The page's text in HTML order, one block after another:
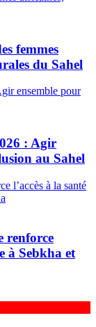
femmes
du Sahel
: Agir
au Sahel
renforce
à Sebkha et